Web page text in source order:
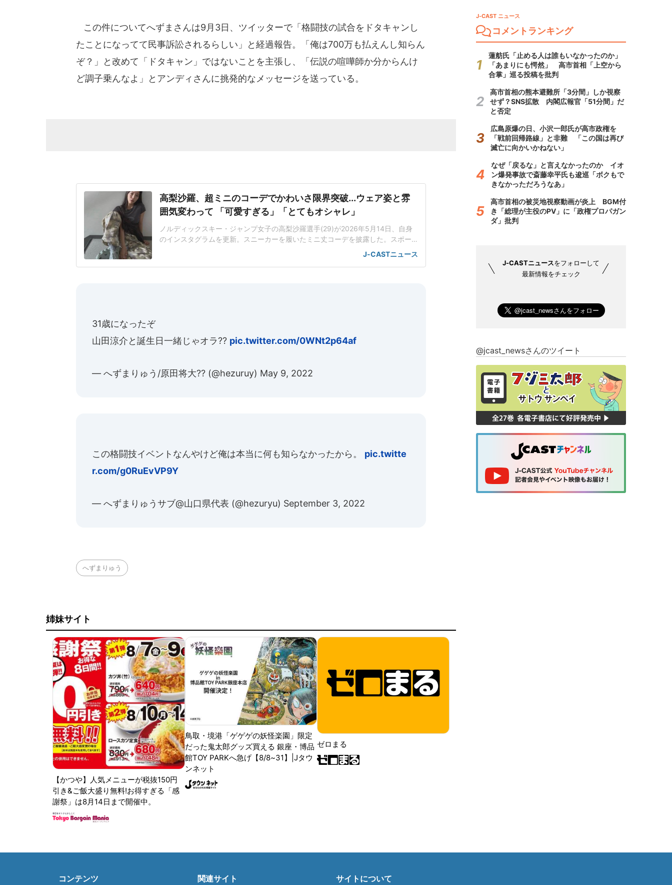
この件についてへずまさんは9月3日、ツイッターで「格闘技の試合をドタキャンし
たことになってて民事訴訟されるらしい」と経過報告。「俺は700万も払えんし知らん
ぞ？」と改めて「ドタキャン」ではないことを主張し、「伝説の喧嘩師か分からんけ
ど調子乗んなよ」とアンディさんに挑発的なメッセージを送っている。
高梨沙羅、超ミニのコーデでかわいさ限界突破...ウェア姿と雰
囲気変わって 「可愛すぎる」「とてもオシャレ」
ノルディックスキー・ジャンプ女子の高梨沙羅選手(29)が2026年5月14日、自身
のインスタグラムを更新。スニーカーを履いたミニ丈コーデを披露した。スポー
ティなコーデで高梨選手は、スニーカーなどの絵文字を添えて、グレーのボアト
ップスと白いスニーカーを合わせたコーデや、シアートップス姿で上目遣いする
J-CASTニュース
31歳になったぞ
山田涼介と誕生日一緒じゃオラ?? pic.twitter.com/0WNt2p64af
— へずまりゅう/原田将大?? (@hezuruy) May 9, 2022
この格闘技イベントなんやけど俺は本当に何も知らなかったから。 pic.twitte
r.com/g0RuEvVP9Y
— へずまりゅうサブ@山口県代表 (@hezuryu) September 3, 2022
へずまりゅう
姉妹サイト
【かつや】人気メニューが税抜150円
引き&ご飯大盛り無料!お得すぎる「感
謝祭」は8月14日まで開催中。
鳥取・境港「ゲゲゲの妖怪楽園」限定
だった鬼太郎グッズ買える 銀座・博品
館TOY PARKへ急げ【8/8~31】|Jタウ
ンネット
ゼロまる
J-CAST ニュース
コメントランキング
蓮舫氏「止める人は誰もいなかったのか」
「あまりにも愕然」 高市首相「上空から
合掌」巡る投稿を批判
高市首相の熊本避難所「3分間」しか視察
せず？SNS拡散 内閣広報官「51分間」だ
と否定
広島原爆の日、小沢一郎氏が高市政権を
「戦前回帰路線」と非難 「この国は再び
滅亡に向かいかねない」
なぜ「戻るな」と言えなかったのか イオ
ン爆発事故で斎藤幸平氏も逡巡「ボクもで
きなかっただろうなあ」
高市首相の被災地視察動画が炎上 BGM付
き「総理が主役のPV」に「政権プロパガン
ダ」批判
J-CASTニュースをフォローして
最新情報をチェック
@jcast_newsさんのツイート
コンテンツ 関連サイト サイトについて